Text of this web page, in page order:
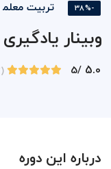
-38% تربیت معلم
وبینار
5.0
/5
(2)
درباره این دوره